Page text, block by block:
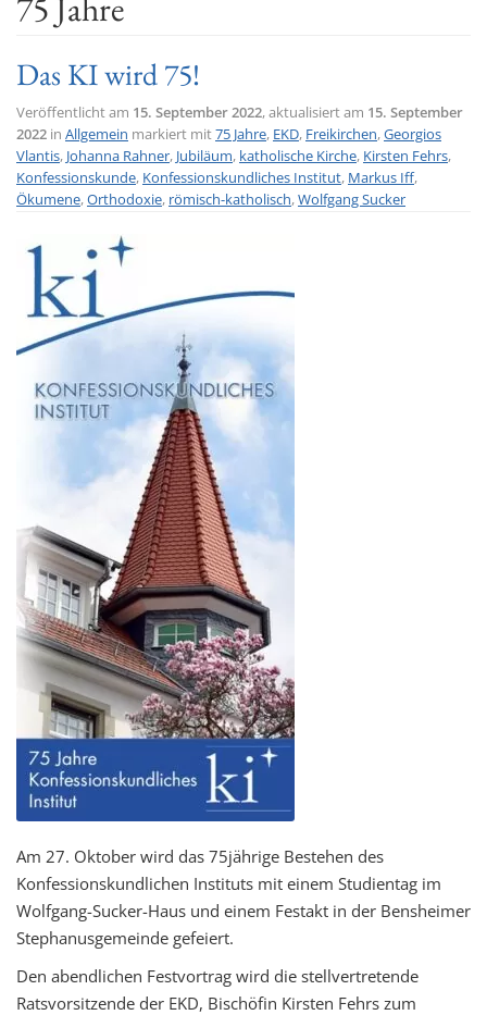
n
Das KI wird 75!
Veröffentlicht am 15. September 2022, aktualisiert am 15. September
2022 in Allgemein markiert mit75 Jahre, EKD, Freikirchen,Georgios
Vlantis, Johanna Rahner, Jubiläum, katholische Kirche, Kirsten Fehrs,
Konfessionskunde, Konfessionskundliches Institut, Markus Iff,
Ökumene,Orthodoxie, römisch-katholisch,Wolfgang Sucker
Am 27. Oktober wird das 75jährige Bestehen des
Konfessionskundlichen Instituts mit einem Studientag im
Wolfgang-Sucker-Haus und einem Festakt in der Bensheimer
Stephanusgemeinde gefeiert.
Den abendlichen Festvortrag wird die stellvertretende
Ratsvorsitzende der EKD, Bischöfin Kirsten Fehrs zum